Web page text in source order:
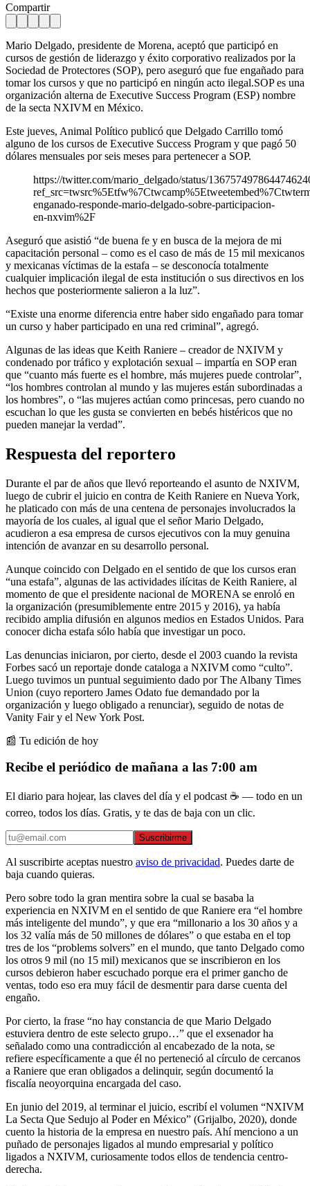
Compartir
Mario Delgado, presidente de Morena, aceptó que participó en
cursos de gestión de liderazgo y éxito corporativo realizados por la
Sociedad de Protectores (SOP), pero aseguró que fue engañado para
tomar los cursos y que no participó en ningún acto ilegal.SOP es una
organización alterna de Executive Success Program (ESP) nombre
de la secta NXIVM en México.
Este jueves, Animal Político publicó que Delgado Carrillo tomó
alguno de los cursos de Executive Success Program y que pagó 50
dólares mensuales por seis meses para pertenecer a SOP.
https://twitter.com/mario_delgado/status/
enganado-responde-mario-delgado-sobre-participacion-
en-nxvim%2F
Aseguró que asistió “de buena fe y en busca de la mejora de mi
capacitación personal – como es el caso de más de 15 mil mexicanos
y mexicanas víctimas de la estafa – se desconocía totalmente
cualquier implicación ilegal de esta institución o sus directivos en los
hechos que posteriormente salieron a la luz”.
“Existe una enorme diferencia entre haber sido engañado para tomar
un curso y haber participado en una red criminal”, agregó.
Algunas de las ideas que Keith Raniere – creador de NXIVM y
condenado por tráfico y explotación sexual – impartía en SOP eran
que “cuanto más fuerte es el hombre, más mujeres puede controlar”,
“los hombres controlan al mundo y las mujeres están subordinadas a
los hombres”, o “las mujeres actúan como princesas, pero cuando no
escuchan lo que les gusta se convierten en bebés histéricos que no
pueden manejar la verdad”.
Respuesta del reportero
Durante el par de años que llevó reporteando el asunto de NXIVM,
luego de cubrir el juicio en contra de Keith Raniere en Nueva York,
he platicado con más de una centena de personajes involucrados la
mayoría de los cuales, al igual que el señor Mario Delgado,
acudieron a esa empresa de cursos ejecutivos con la muy genuina
intención de avanzar en su desarrollo personal.
Aunque coincido con Delgado en el sentido de que los cursos eran
“una estafa”, algunas de las actividades ilícitas de Keith Raniere, al
momento de que el presidente nacional de MORENA se enroló en
la organización (presumiblemente entre 2015 y 2016), ya había
recibido amplia difusión en algunos medios en Estados Unidos. Para
conocer dicha estafa sólo había que investigar un poco.
Las denuncias iniciaron, por cierto, desde el 2003 cuando la revista
Forbes sacó un reportaje donde cataloga a NXIVM como “culto”.
Luego tuvimos un puntual seguimiento dado por The Albany Times
Union (cuyo reportero James Odato fue demandado por la
organización y luego obligado a renunciar), seguido de notas de
Vanity Fair y el New York Post.
📰 Tu edición de hoy
Recibe el periódico de mañana a las 7:00 am
El diario para hojear, las claves del día y el podcast ☕ — todo en un
correo, todos los días. Gratis, y te das de baja con un clic.
Suscribirme
Al suscribirte aceptas nuestro aviso de privacidad. Puedes darte de
baja cuando quieras.
Pero sobre todo la gran mentira sobre la cual se basaba la
experiencia en NXIVM en el sentido de que Raniere era “el hombre
más inteligente del mundo”, y que era “millonario a los 30 años y a
los 32 valía más de 50 millones de dólares” o que estaba en el top
tres de los “problems solvers” en el mundo, que tanto Delgado como
los otros 9 mil (no 15 mil) mexicanos que se inscribieron en los
cursos debieron haber escuchado porque era el primer gancho de
ventas, todo eso era muy fácil de desmentir para darse cuenta del
engaño.
Por cierto, la frase “no hay constancia de que Mario Delgado
estuviera dentro de este selecto grupo…” que el exsenador ha
señalado como una contradicción al encabezado de la nota, se
refiere específicamente a que él no perteneció al círculo de cercanos
a Raniere que eran obligados a delinquir, según documentó la
fiscalía neoyorquina encargada del caso.
En junio del 2019, al terminar el juicio, escribí el volumen “NXIVM
La Secta Que Sedujo al Poder en México” (Grijalbo, 2020), donde
cuento la historia de la empresa en nuestro país. Ahí menciono a un
puñado de personajes ligados al mundo empresarial y político
ligados a NXIVM, curiosamente todos ellos de tendencia centro-
derecha.